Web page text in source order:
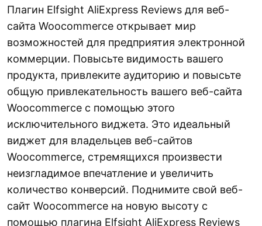
Плагин Elfsight AliExpress Reviews для веб-
сайта Woocommerce открывает мир
возможностей для предприятия электронной
коммерции. Повысьте видимость вашего
продукта, привлеките аудиторию и повысьте
общую привлекательность вашего веб-сайта
Woocommerce с помощью этого
исключительного виджета. Это идеальный
виджет для владельцев веб-сайтов
Woocommerce, стремящихся произвести
неизгладимое впечатление и увеличить
количество конверсий. Поднимите свой веб-
сайт Woocommerce на новую высоту с
помощью плагина Elfsight AliExpress Reviews